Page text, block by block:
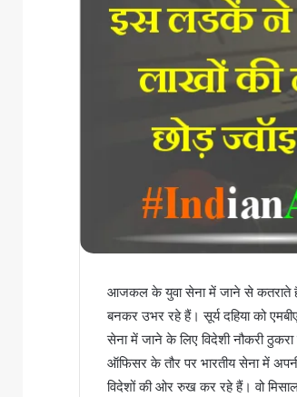
आजकल के युवा सेना में जाने से कतराते
बनकर उभर रहे हैं। सूर्य दहिया को
सेना में जाने के लिए विदेशी नौकरी
ऑफिसर के तौर पर भारतीय सेना में
विदेशों की ओर रुख कर रहे हैं। वो